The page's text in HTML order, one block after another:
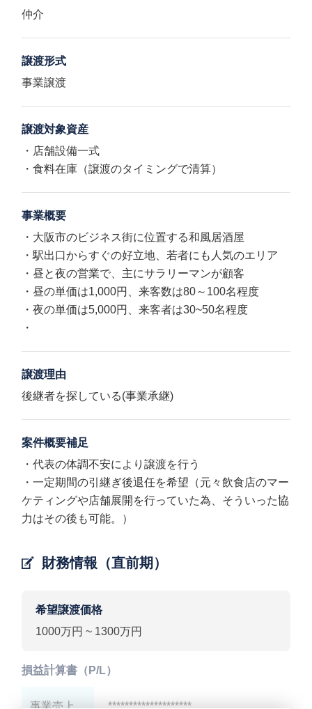
仲介
譲渡形式
事業譲渡
譲渡対象資産
・店舗設備一式
・食料在庫（譲渡のタイミングで清算）
事業概要
・大阪市のビジネス街に位置する和風居酒屋
・駅出口からすぐの好立地、若者にも人気のエリア
・昼と夜の営業で、主にサラリーマンが顧客
・昼の単価は1,000円、来客数は80～100名程度
・夜の単価は5,000円、来客者は30~50名程度
・
譲渡理由
後継者を探している(事業承継)
案件概要補足
・代表の体調不安により譲渡を行う
・一定期間の引継ぎ後退任を希望（元々飲食店のマー
ケティングや店舗展開を行っていた為、そういった協
力はその後も可能。）
財務情報（直前期）
希望譲渡価格
1000万円 ~ 1300万円
損益計算書（P/L）
事業売上 ********************